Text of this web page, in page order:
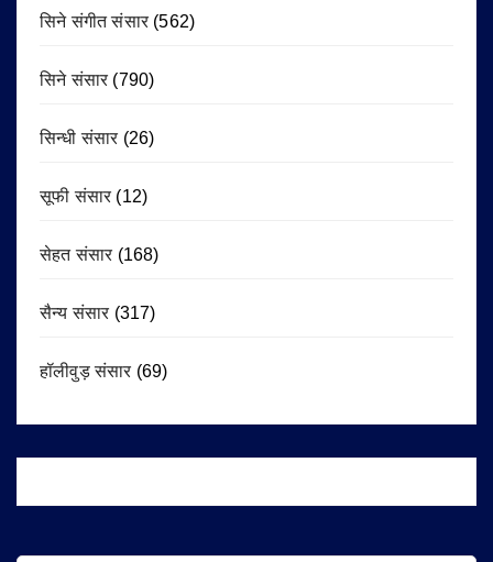
सिने संगीत संसार (562)
सिने संसार (790)
सिन्धी संसार (26)
सूफी संसार (12)
सेहत संसार (168)
सैन्य संसार (317)
हॉलीवुड़ संसार (69)